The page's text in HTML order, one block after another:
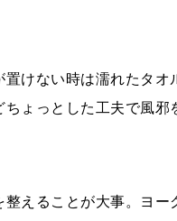
けない時は濡れたタオ
ょっとした工夫で風邪
えることが大事。ヨー